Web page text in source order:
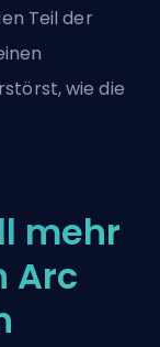
Teil der
wie die
mehr
Arc